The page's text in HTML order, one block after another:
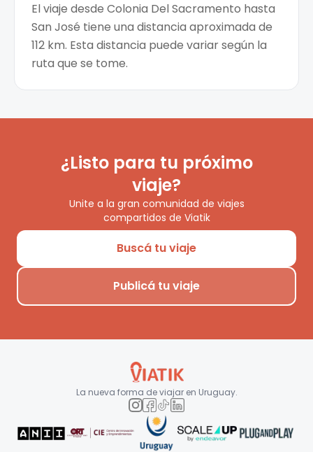
El viaje desde Colonia Del Sacramento hasta
San José tiene una distancia aproximada de
112 km. Esta distancia puede variar según la
ruta que se tome.
¿Listo para tu próximo
viaje?
Unite a la gran comunidad de viajes
compartidos de Viatik
Buscá tu viaje
Publicá tu viaje
La nueva forma de viajar en Uruguay.